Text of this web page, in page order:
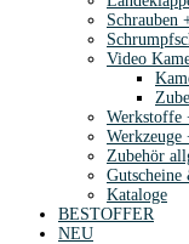
Schrauben
Video
Werkstoffe
Zubehör
Kataloge
BESTOFFER
NEU